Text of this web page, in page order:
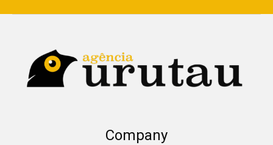
Company